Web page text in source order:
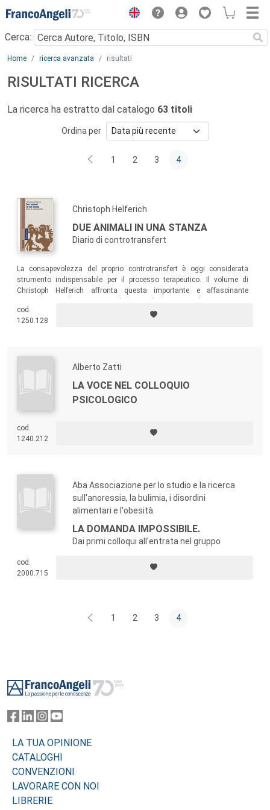
Menu
Cerca:
Main content
Home ricerca avanzata risultati
RISULTATI RICERCA
La ricerca ha estratto dal catalogo 63 titoli
Ordina per
1 2 3 4
Christoph Helferich
DUE ANIMALI IN UNA STANZA
Diario di controtransfert
La consapevolezza del proprio controtransfert è oggi considerata
strumento indispensabile per il processo terapeutico. Il volume di
Christoph Helferich affronta questa importante e affascinante
cod.
1250.128
Alberto Zatti
LA VOCE NEL COLLOQUIO
PSICOLOGICO
cod.
1240.212
Aba Associazione per lo studio e la ricerca
sull'anoressia, la bulimia, i disordini
alimentari e l'obesità
LA DOMANDA IMPOSSIBILE.
Dai primi colloqui all'entrata nel gruppo
cod.
2000.715
1 2 3 4
LA TUA OPINIONE
CATALOGHI
CONVENZIONI
LAVORARE CON NOI
LIBRERIE